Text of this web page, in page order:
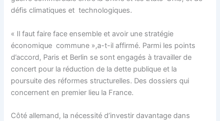
défis climatiques et technologiques.
« Il faut faire face ensemble et avoir une stratégie
économique commune »,a-t-il affirmé. Parmi les points
d’accord, Paris et Berlin se sont engagés à travailler de
concert pour la réduction de la dette publique et la
poursuite des réformes structurelles. Des dossiers qui
concernent en premier lieu la France.
Côté allemand, la nécessité d’investir davantage dans